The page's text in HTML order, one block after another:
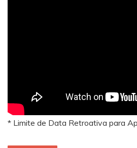
* Limite de Data Retroativa para